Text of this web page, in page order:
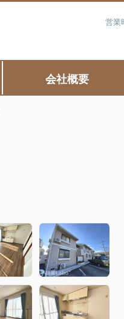
営業
会社概要